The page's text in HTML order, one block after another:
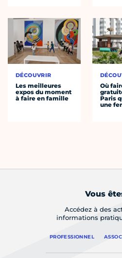
DÉCOUVRIR
Les meilleures
expos du moment
à faire en famille
Où
Paris
une
Vous
Accédez à des
informations
PROFESSIONNEL